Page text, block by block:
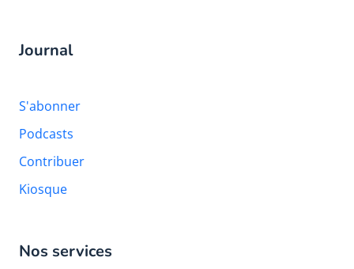
Journal
S'abonner
Podcasts
Contribuer
Kiosque
Nos services